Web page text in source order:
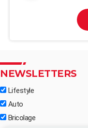
NEWSLETTERS
Lifestyle
Auto
Bricolage